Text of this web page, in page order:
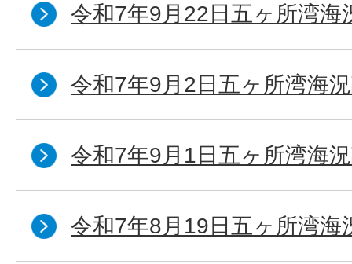
令和7年9月22日五ヶ所湾海
令和7年9月2日五ヶ所湾海
令和7年9月1日五ヶ所湾海
令和7年8月19日五ヶ所湾海